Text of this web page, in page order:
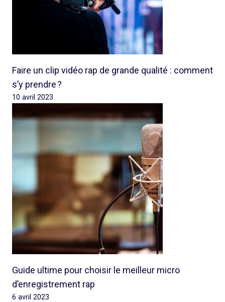
Faire un clip vidéo rap de grande qualité : comment
s’y prendre ?
10 avril 2023
Guide ultime pour choisir le meilleur micro
d’enregistrement rap
6 avril 2023